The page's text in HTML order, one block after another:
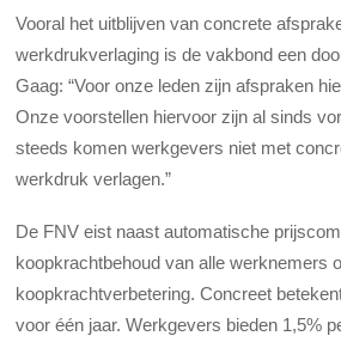
Vooral het uitblijven van concrete
werkdrukverlaging is de vakbond een
Gaag: “Voor onze leden zijn afspraken
Onze voorstellen hiervoor zijn al sinds
steeds komen werkgevers niet met
werkdruk verlagen.”
De FNV eist naast automatische
koopkrachtbehoud van alle werknemers
koopkrachtverbetering. Concreet
voor één jaar. Werkgevers bieden 1,5%